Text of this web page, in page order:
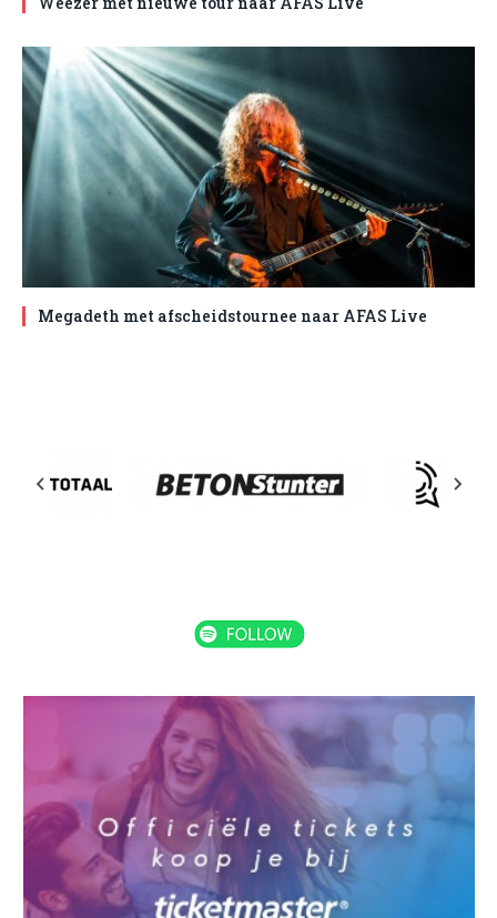
Megadeth met afscheidstournee naar AFAS Live